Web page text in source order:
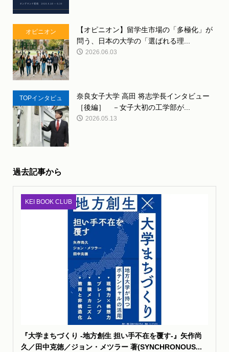
オピニオン
【オピニオン】留学生市場の「多極化」が
問う、日本の大学の「選ばれる理...
2026.06.03
TOPインタビュ
ー
奈良女子大学 高田 将志学長インタビュー
［後編］ －女子大初の工学部が...
2026.05.13
過去記事から
KEI BOOK CLUB
『大学まちづくり -地方創生 担い手不在を覆す-』矢作尚
久／田中克徳／ジョン・メツラー 著(SYNCHRONOUS...